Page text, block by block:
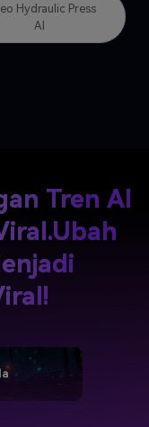
Hydraulic Press
AI
Tren AI
Ubah